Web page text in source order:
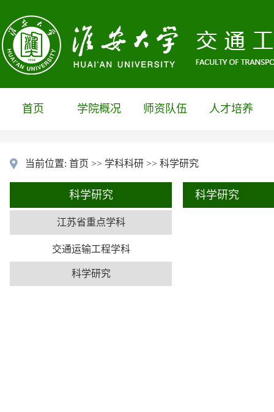
首页 学院概况 师资队伍 人才培养
当前位置: 首页 >> 学科科研 >> 科学研究
科学研究
江苏省重点学科
交通运输工程学科
科学研究
科学研究